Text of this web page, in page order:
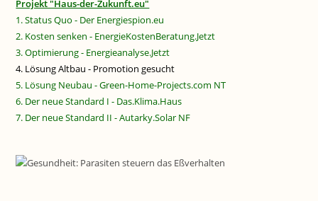
Projekt "Haus-der-Zukunft.eu"
1. Status Quo - Der Energiespion.eu
2. Kosten senken - EnergieKostenBeratung.Jetzt
3. Optimierung - Energieanalyse.Jetzt
4. Lösung Altbau - Promotion gesucht
5. Lösung Neubau - Green-Home-Projects.com NT
6. Der neue Standard I - Das.Klima.Haus
7. Der neue Standard II - Autarky.Solar NF